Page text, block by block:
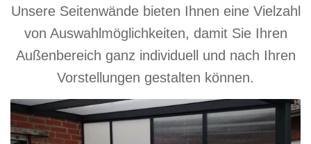
Unsere Seitenwände bieten Ihnen eine Vielzahl
von Auswahlmöglichkeiten, damit Sie Ihren
Außenbereich ganz individuell und nach Ihren
Vorstellungen gestalten können.